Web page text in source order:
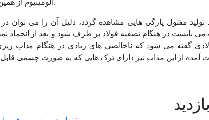
مفتول پارگی هایی مشاهده گردد، دلیل آن را می توان
در هنگام تصفیه فولاد بر طرف شود و بعد از انجماد نمی
گفته می شود که ناخالصی های زیادی در هنگام مذاب